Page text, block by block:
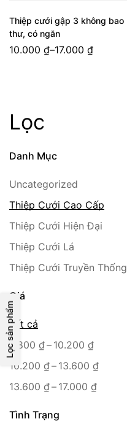
Lọc
Danh Mục
Uncategorized
Thiệp Cưới Cao Cấp
Thiệp Cưới Hiện Đại
Thiệp Cưới Lá
Thiệp Cưới Truyền Thống
Giá
Tất cả
6.800 ₫– 10.200 ₫
10.200 ₫– 13.600 ₫
13.600 ₫– 17.000 ₫
Tình Trạng
Lọc sản phẩm
Thiệp cưới gập 3 không bao
thư, có ngăn
10.000 ₫–17.000 ₫